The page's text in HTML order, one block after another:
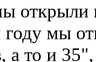
открыли
году мы
а то и